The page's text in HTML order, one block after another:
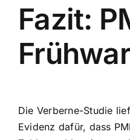
Fazit:
Die Verberne-Studie
Evidenz dafür, dass